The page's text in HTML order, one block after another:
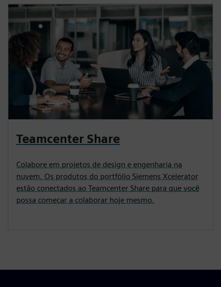
Teamcenter Share
Colabore em projetos de design e engenharia na
nuvem. Os produtos do portfólio Siemens Xcelerator
estão conectados ao Teamcenter Share para que você
possa começar a colaborar hoje mesmo.